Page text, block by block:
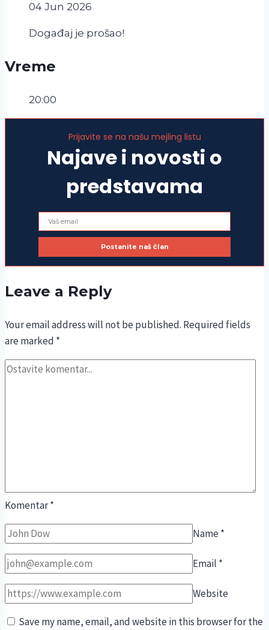
04 Jun 2026
Događaj je prošao!
Vreme
20:00
Prijavite se na našu mejling listu
Najave i novosti o
predstavama
Leave a Reply
Your email address will not be published. Required fields
are marked *
Komentar*
Name*
Email *
Website
Save my name, email, and website in this browser for the